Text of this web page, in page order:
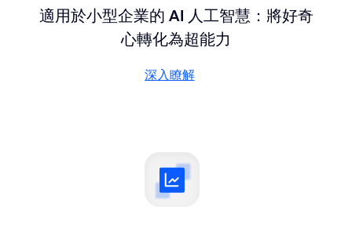
適用於小型企業的 AI 人工智慧：將好奇
心轉化為超能力
深入瞭解深入瞭解